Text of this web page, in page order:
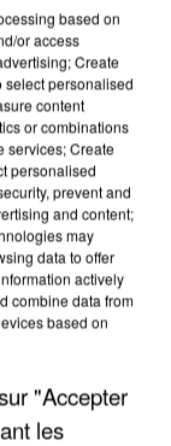
based on
or access
Create
select personalised
content
or combinations
services; Create
personalised
prevent and
and content;
may
data to offer
actively
combine data from
based on
"Accepter
les